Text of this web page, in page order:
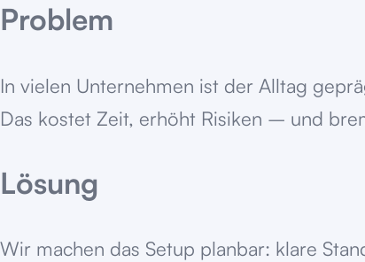
Problem
In vielen Unternehmen ist der Alltag
Das kostet Zeit, erhöht Risiken – und
Lösung
Wir machen das Setup planbar: klare